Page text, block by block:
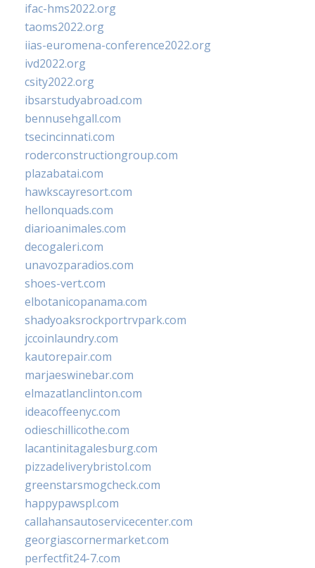
ifac-hms2022.org
taoms2022.org
iias-euromena-conference2022.org
ivd2022.org
csity2022.org
ibsarstudyabroad.com
bennusehgall.com
tsecincinnati.com
roderconstructiongroup.com
plazabatai.com
hawkscayresort.com
hellonquads.com
diarioanimales.com
decogaleri.com
unavozparadios.com
shoes-vert.com
elbotanicopanama.com
shadyoaksrockportrvpark.com
jccoinlaundry.com
kautorepair.com
marjaeswinebar.com
elmazatlanclinton.com
ideacoffeenyc.com
odieschillicothe.com
lacantinitagalesburg.com
pizzadeliverybristol.com
greenstarsmogcheck.com
happypawspl.com
callahansautoservicecenter.com
georgiascornermarket.com
perfectfit24-7.com